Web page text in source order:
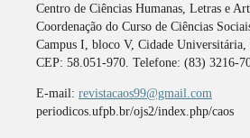
Centro de Ciências Humanas, Letras e
Coordenação do Curso de Ciências
Campus I, bloco V, Cidade Universitária,
CEP: 58.051-970. Telefone: (83) 3216-
E-mail: revistacaos99@gmail.com
periodicos.ufpb.br/ojs2/index.php/caos